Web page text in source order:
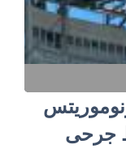
جرحى